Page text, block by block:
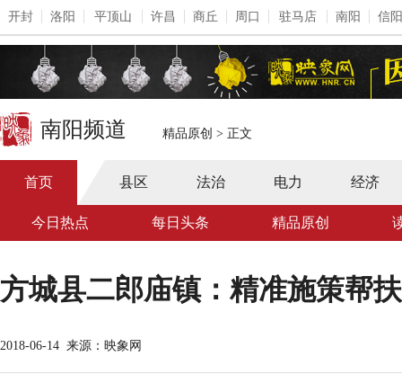
开封 洛阳 平顶山 许昌 商丘 周口 驻马店 南阳 信阳
南阳频道 精品原创 > 正文
首页 县区 法治 电力 经济
今日热点 每日头条 精品原创
方城县二郎庙镇：精准施策帮
2018-06-14 来源：映象网